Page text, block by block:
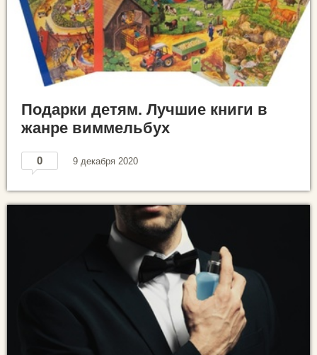
Подарки детям. Лучшие книги в
жанре виммельбух
0 9 декабря 2020